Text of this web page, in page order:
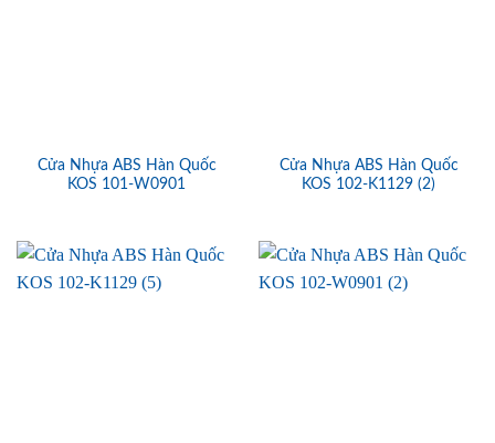
Cửa Nhựa ABS Hàn Quốc
KOS 101-W0901
Cửa Nhựa ABS Hàn Quốc
KOS 102-K1129 (2)